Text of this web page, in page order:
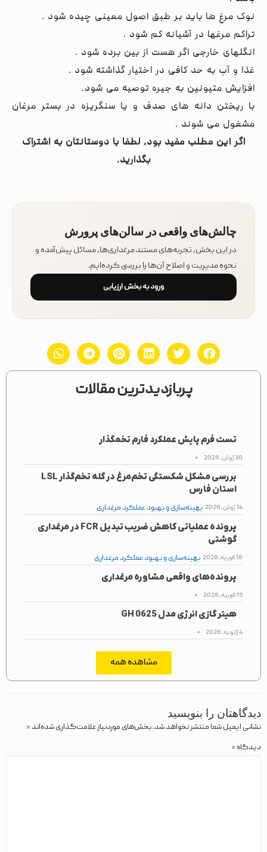
نوک مرغ ها باید بر طبق اصول معینی چیده شود .
تراکم مرغها در آشیانه کم شود .
انگلهای خارجی اگر هست از بین برده شود .
غذا و آب به حد کافی در اختیار گذاشته شود .
افزایش متیونین به جیره توصیه می شود.
با ریختن دانه های صدف و یا سنگریزه در بستر مرغان
مشغول می شوند .
اگر این مطلب مفید بود، لطفا با دوستانتان به اشتراک
بگذارید.
چالش‌های واقعی در سالن‌های پرورش
در این بخش، تجربه‌های مستند مرغداری‌ها، مسائل پیش‌آمده و
نحوه مدیریت و اصلاح آن‌ها را بررسی کرده‌ایم.
ورود به بخش ارزیابی
پربازدیدترین مقالات
تست فرم پایش عملکرد فارم تخمگذار
30 ژوئن, 2026
بررسی مشکل شکستگی تخم‌مرغ در گله تخم‌گذار LSL
استان فارس
14 ژوئن, 2026 بهینه‌سازی و بهبود عملکرد مرغداری
پرونده عملیاتی کاهش ضریب تبدیل FCR در مرغداری
گوشتی
16 فوریه, 2026 بهینه‌سازی و بهبود عملکرد مرغداری
پرونده‌های واقعی مشاوره مرغداری
15 فوریه, 2026
هیتر گازی انرژی مدل GH 0625
4 ژانویه, 2026
مشاهده همه
دیدگاهتان را بنویسید
نشانی ایمیل شما منتشر نخواهد شد.بخش‌های موردنیاز علامت‌گذاری شده‌اند *
دیدگاه *